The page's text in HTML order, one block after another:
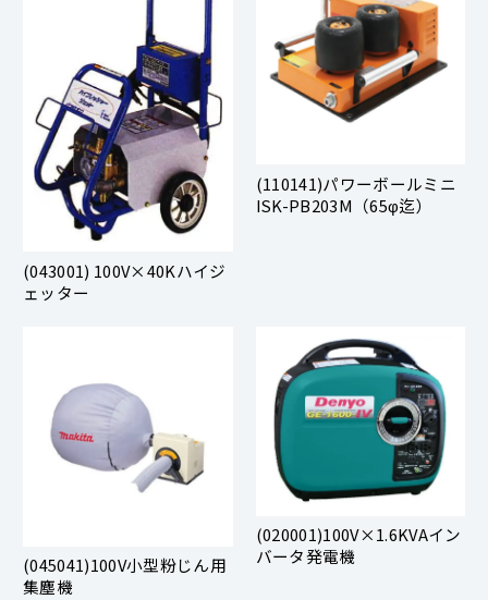
(043001) 100V×40Kハイジ
ェッター
(110141)パワーボールミニ
ISK-PB203M（65φ迄）
(045041)100V小型粉じん用
集塵機
(020001)100V×1.6KVAイン
バータ発電機